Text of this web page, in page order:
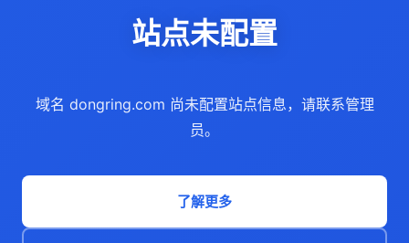
站点未配置
域名 dongring.com 尚未配置站点信息，请联系管理
员。
了解更多